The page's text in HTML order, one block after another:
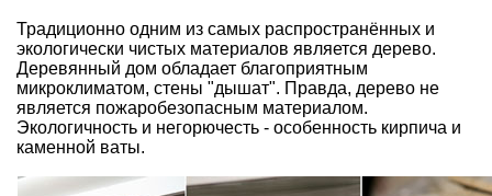
Традиционно одним из самых распространённых и
экологически чистых материалов является дерево.
Деревянный дом обладает благоприятным
микроклиматом, стены "дышат". Правда, дерево не
является пожаробезопасным материалом.
Экологичность и негорючесть - особенность кирпича и
каменной ваты.